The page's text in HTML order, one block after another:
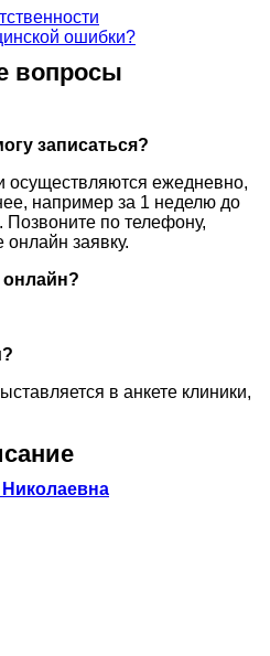
ошибки?
вопросы
записаться?
осуществляются ежедневно,
например за 1 неделю до
по телефону,
заявку.
онлайн?
в анкете клиники,